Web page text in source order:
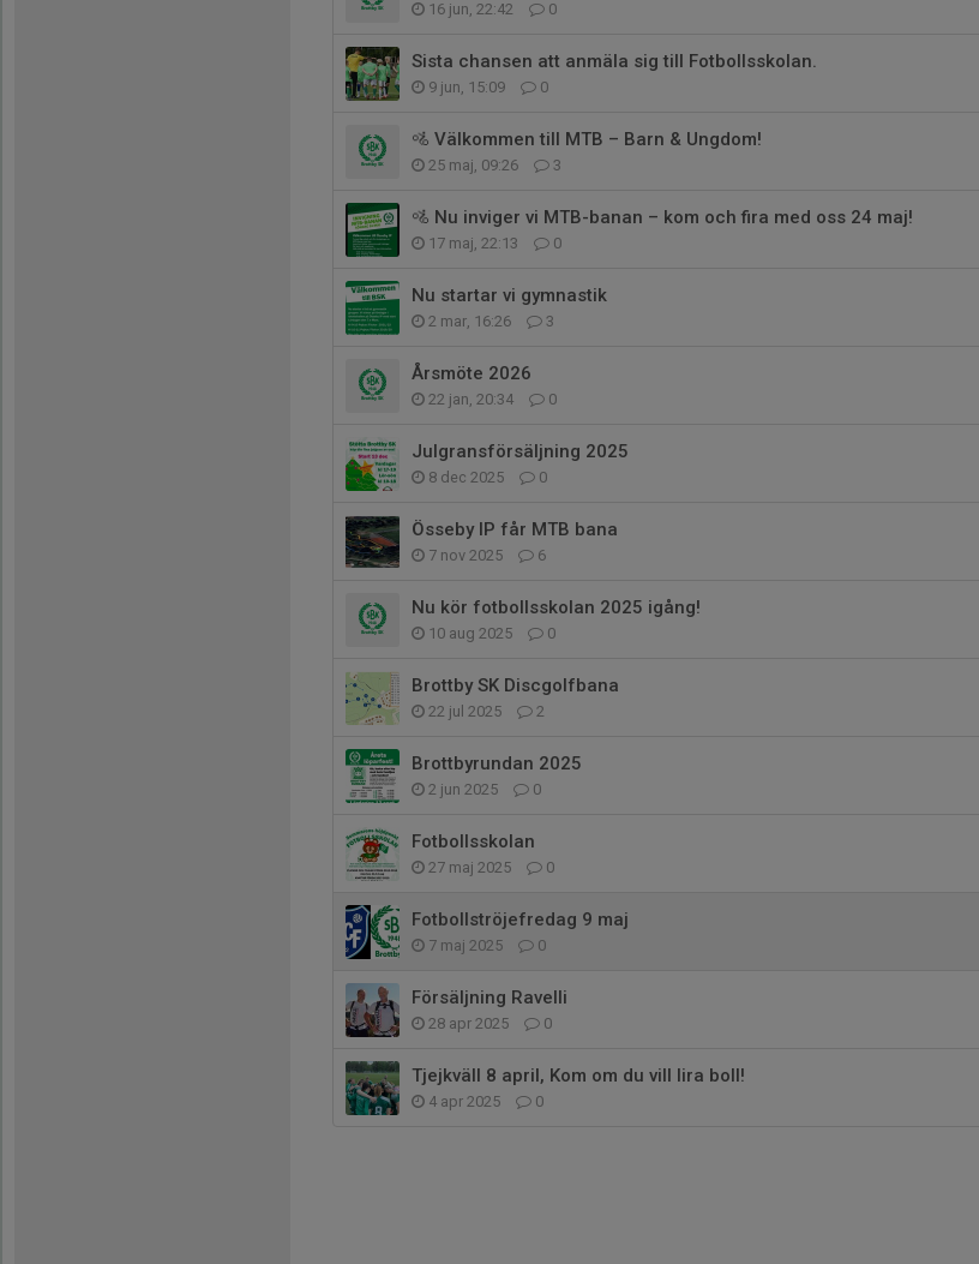
16 jun, 22:42 0
Sista chansen att anmäla sig till Fotbollsskolan.
9 jun, 15:09 0
🚵 Välkommen till MTB – Barn & Ungdom!
25 maj, 09:26 3
🚵 Nu inviger vi MTB-banan – kom och fira med oss 24 maj!
17 maj, 22:13 0
Nu startar vi gymnastik
2 mar, 16:26 3
Årsmöte 2026
22 jan, 20:34 0
Julgransförsäljning 2025
8 dec 2025 0
Össeby IP får MTB bana
7 nov 2025 6
Nu kör fotbollsskolan 2025 igång!
10 aug 2025 0
Brottby SK Discgolfbana
22 jul 2025 2
Brottbyrundan 2025
2 jun 2025 0
Fotbollsskolan
27 maj 2025 0
Fotbollströjefredag 9 maj
7 maj 2025 0
Försäljning Ravelli
28 apr 2025 0
Tjejkväll 8 april, Kom om du vill lira boll!
4 apr 2025 0